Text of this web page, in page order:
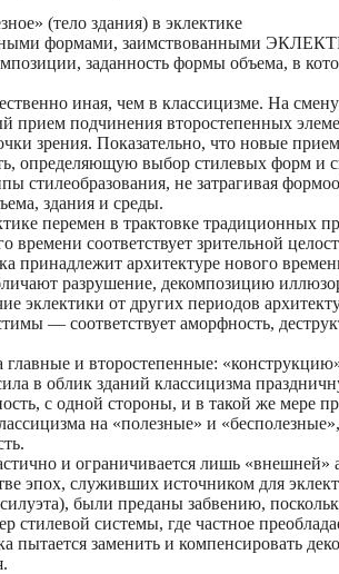
(тело здания) в эклектике
формами, заимствованными
заданность формы объема, в
иная, чем в классицизме. На
прием подчинения второстепенных
зрения. Показательно, что новые
определяющую выбор стилевых форм и
стилеобразования, не затрагивая
здания и среды.
перемен в трактовке традиционных
времени соответствует зрительной
принадлежит архитектуре нового
разрушение, декомпозицию
эклектики от других периодов
— соответствует аморфность,
главные и второстепенные:
в облик зданий классицизма
с одной стороны, и в такой же мере
на «полезные» и
и ограничивается лишь
эпох, служивших источником для
были преданы забвению,
стилевой системы, где частное
пытается заменить и компенсировать